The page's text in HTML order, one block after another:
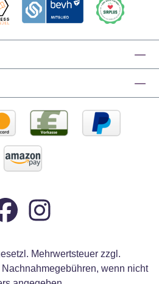
Mehrwertsteuer zzgl.
Nachnahmegebühren, wenn nicht